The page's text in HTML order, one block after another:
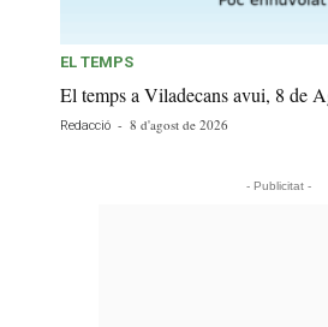
EL TEMPS
El temps a Viladecans avui, 8 de
Redacció - 8 d'agost de 2026
- Publicitat -